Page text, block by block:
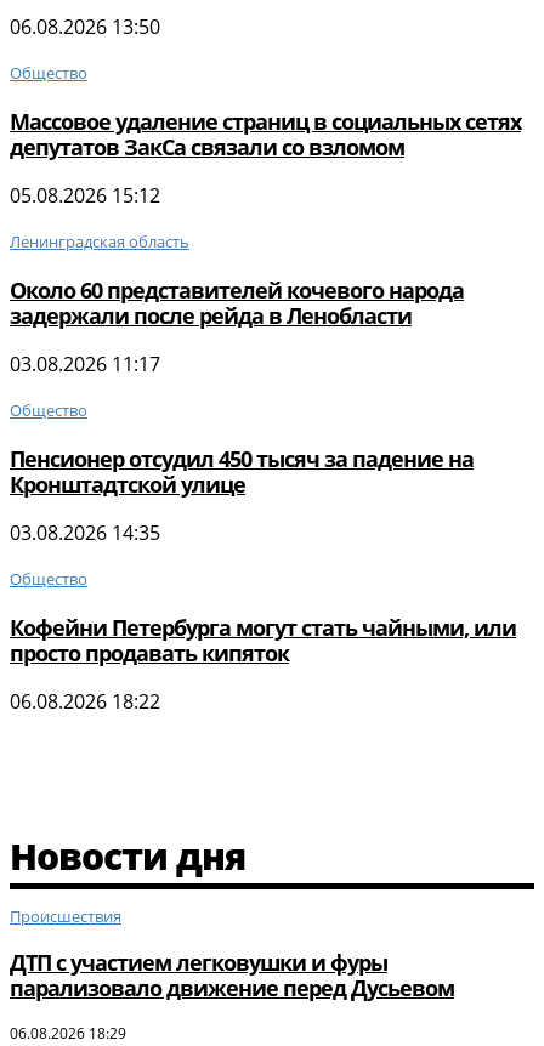
06.08.2026 13:50
Общество
Массовое удаление страниц в социальных сетях
депутатов ЗакСа связали со взломом
05.08.2026 15:12
Ленинградская область
Около 60 представителей кочевого народа
задержали после рейда в Ленобласти
03.08.2026 11:17
Общество
Пенсионер отсудил 450 тысяч за падение на
Кронштадтской улице
03.08.2026 14:35
Общество
Кофейни Петербурга могут стать чайными, или
просто продавать кипяток
06.08.2026 18:22
Новости дня
Происшествия
ДТП с участием легковушки и фуры
парализовало движение перед Дусьевом
06.08.2026 18:29